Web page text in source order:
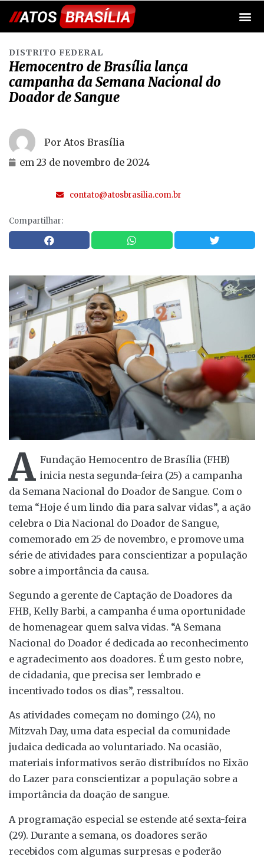
DISTRITO FEDERAL
Hemocentro de Brasília lança
campanha da Semana Nacional do
Doador de Sangue
Por Atos Brasília
em 23 de novembro de 2024
contato@atosbrasilia.com.br
Compartilhar:
A Fundação Hemocentro de Brasília (FHB)
inicia nesta segunda-feira (25) a campanha
da Semana Nacional do Doador de Sangue. Com o
tema “Hoje é um lindo dia para salvar vidas”, a ação
celebra o Dia Nacional do Doador de Sangue,
comemorado em 25 de novembro, e promove uma
série de atividades para conscientizar a população
sobre a importância da causa.
Segundo a gerente de Captação de Doadores da
FHB, Kelly Barbi, a campanha é uma oportunidade
de homenagear quem salva vidas. “A Semana
Nacional do Doador é dedicada ao reconhecimento
e agradecimento aos doadores. É um gesto nobre,
de cidadania, que precisa ser lembrado e
incentivado todos os dias”, ressaltou.
As atividades começam no domingo (24), no
Mitzvah Day, uma data especial da comunidade
judaica dedicada ao voluntariado. Na ocasião,
materiais informativos serão distribuídos no Eixão
do Lazer para conscientizar a população sobre a
importância da doação de sangue.
A programação especial se estende até sexta-feira
(29). Durante a semana, os doadores serão
recebidos com algumas surpresas e poderão